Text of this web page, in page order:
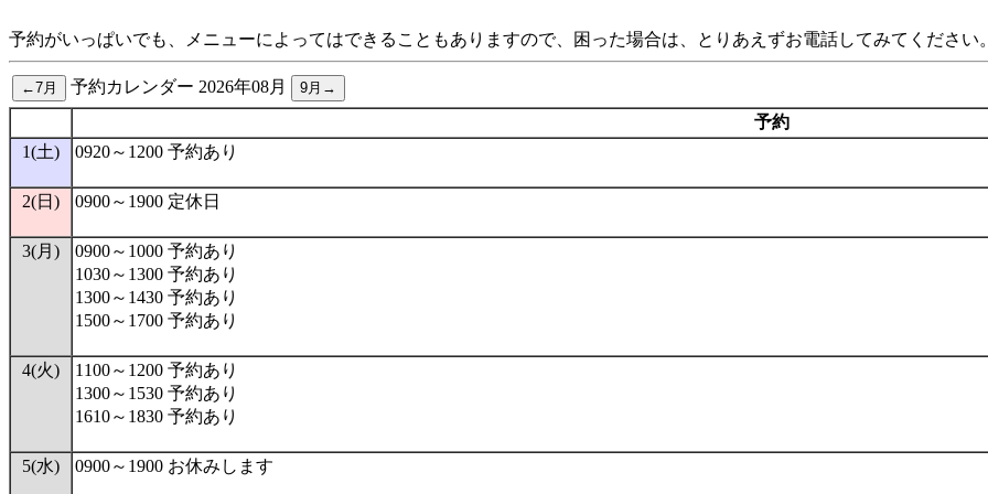
予約がいっぱいでも、メニューによってはできることもありますので、困った場合は、とりあえずお電話してみてください
予約カレンダー 2026年08月
予約
1(土)
0920～1200 予約あり
2(日) 0900～1900 定休日
3(月)
0900～1000 予約あり
1030～1300 予約あり
1300～1430 予約あり
1500～1700 予約あり
4(火)
1100～1200 予約あり
1300～1530 予約あり
1610～1830 予約あり
5(水) 0900～1900 お休みします